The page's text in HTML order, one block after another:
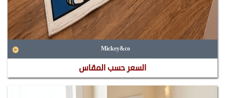
Mickey&co
السعر حسب المقاس